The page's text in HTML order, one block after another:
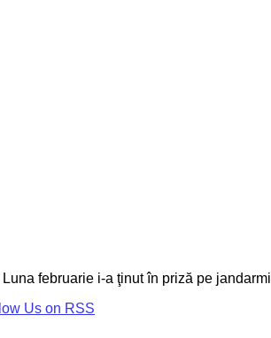
Luna februarie i-a ţinut în priză pe